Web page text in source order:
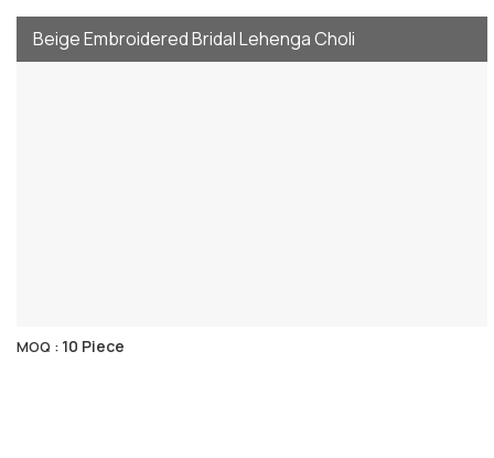
Beige Embroidered Bridal Lehenga Choli
MOQ : 10 Piece